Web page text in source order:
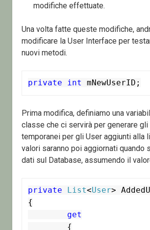
modifiche effettuate.
Una volta fatte queste modifiche,
modificare la User Interface per
nuovi metodi.
private int mNewUserID;
Prima modifica, definiamo una
classe che ci servirà per generare gli
temporanei per gli User aggiunti alla
valori saranno poi aggiornati quando
dati sul Database, assumendo il
private List<User>
{
get